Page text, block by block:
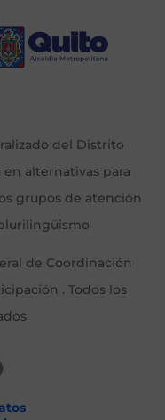
del Distrito
alternativas para
grupos de atención
de Coordinación
. Todos los